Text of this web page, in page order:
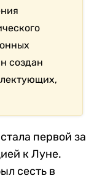
создан
первой за
к Луне.
сесть в